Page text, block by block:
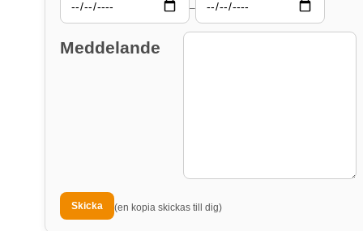
–
Meddelande
(en kopia skickas till dig)